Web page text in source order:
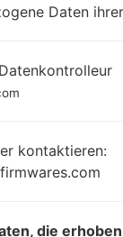
LTE-
A53
Daten
kontaktieren:
die